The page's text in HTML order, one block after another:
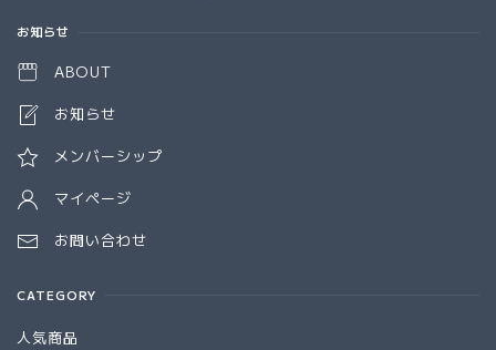
お知らせ
ABOUT
お知らせ
メンバーシップ
マイページ
お問い合わせ
CATEGORY
人気商品